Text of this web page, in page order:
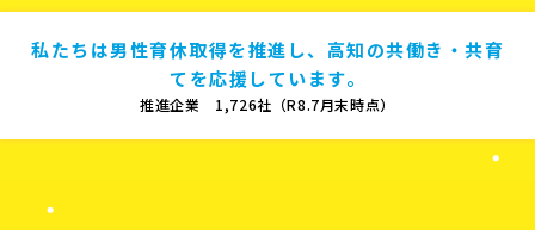
私たちは男性育休取得を推進し、高知の共働き・共育
てを応援しています。
推進企業 1,726社（R8.7月末時点）